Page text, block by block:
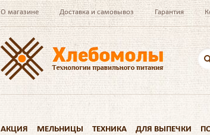
О магазине Доставка и самовывоз Гарантия
АКЦИЯ МЕЛЬНИЦЫ ТЕХНИКА ДЛЯ ВЫПЕЧКИ